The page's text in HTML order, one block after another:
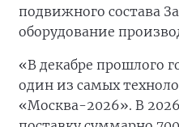
подвижного состава
оборудование
«В декабре прошлого
один из самых
«Москва-2026». В